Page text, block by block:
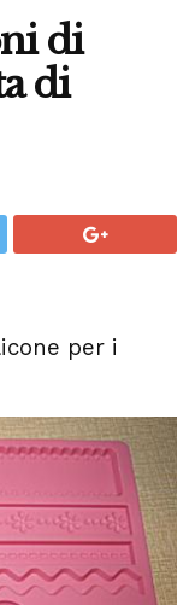
di
di
per i